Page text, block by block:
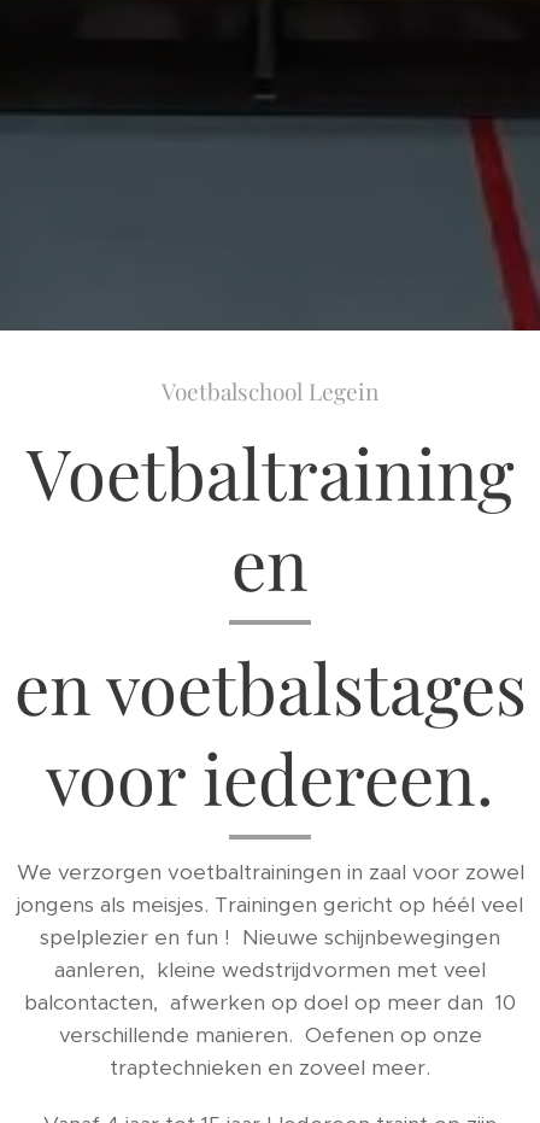
Voetbalschool Legein
Voetbaltraining
en
en voetbalstages
voor iedereen.
We verzorgen voetbaltrainingen in zaal voor zowel
jongens als meisjes. Trainingen gericht op héél veel
spelplezier en fun ! Nieuwe schijnbewegingen
aanleren, kleine wedstrijdvormen met veel
balcontacten, afwerken op doel op meer dan 10
verschillende manieren. Oefenen op onze
traptechnieken en zoveel meer.